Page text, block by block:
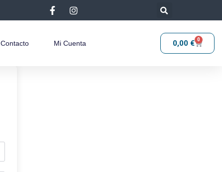
Contacto Mi Cuenta 0,00 € 0